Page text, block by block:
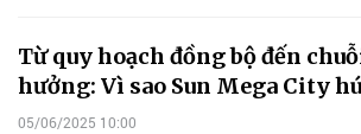
Từ quy hoạch đồng bộ đến
hưởng: Vì sao Sun Mega City
05/06/2025 10:00